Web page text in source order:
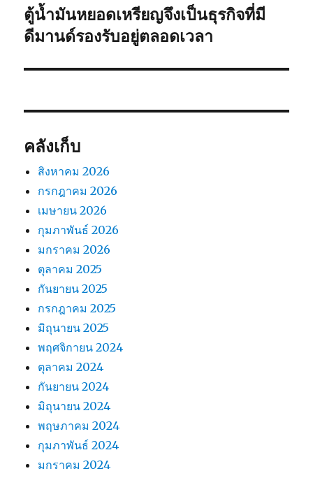
เรื่อง
ต่อ
ตู้น้ำมันหยอดเหรียญจึงเป็นธุรกิจที่มี
ดีมานด์รองรับอยู่ตลอดเวลา
คลังเก็บ
สิงหาคม 2026
กรกฎาคม 2026
เมษายน 2026
กุมภาพันธ์ 2026
มกราคม 2026
ตุลาคม 2025
กันยายน 2025
กรกฎาคม 2025
มิถุนายน 2025
พฤศจิกายน 2024
ตุลาคม 2024
กันยายน 2024
มิถุนายน 2024
พฤษภาคม 2024
กุมภาพันธ์ 2024
มกราคม 2024